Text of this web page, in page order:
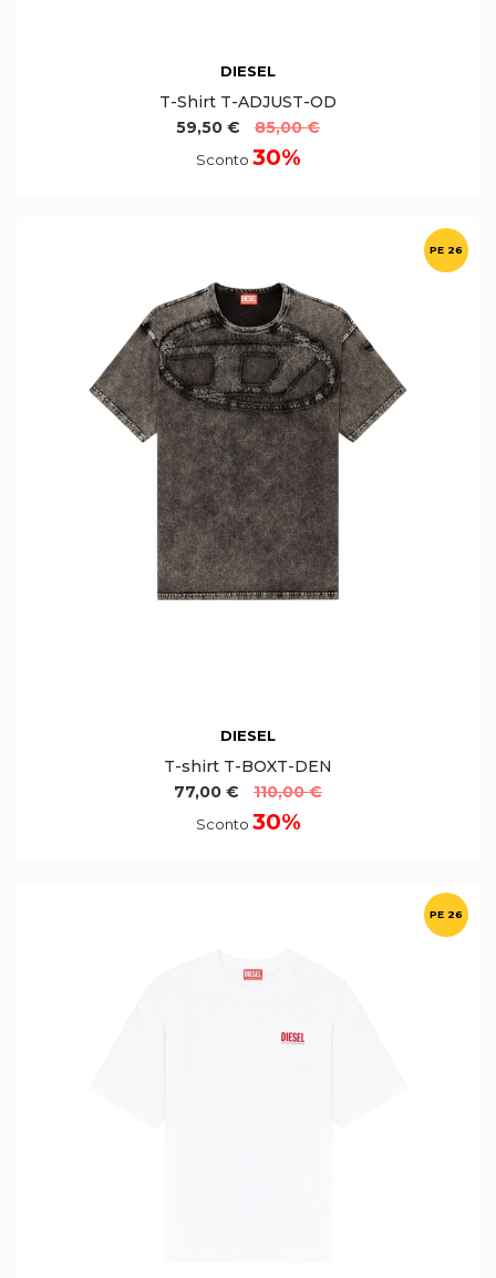
DIESEL
T-Shirt T-ADJUST-OD
59,50 €
85,00 €
Sconto 30%
PE 26
DIESEL
T-shirt T-BOXT-DEN
77,00 €
110,00 €
Sconto 30%
PE 26